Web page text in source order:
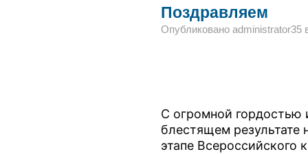
Поздравляем
Опубликовано administrator35
С огромной гордостью
блестящем результате
этапе Всероссийского